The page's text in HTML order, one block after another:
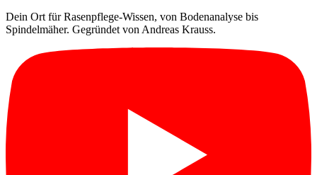
Dein Ort für Rasenpflege-Wissen, von Bodenanalyse bis
Spindelmäher. Gegründet von Andreas Krauss.